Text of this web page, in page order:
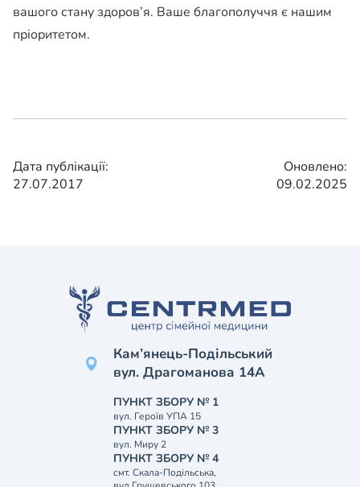
вашого стану здоров’я. Ваше благополуччя є нашим
пріоритетом.
Дата публікації:
27.07.2017
Оновлено:
09.02.2025
Кам’янець-Подільський
вул. Драгоманова 14А
ПУНКТ ЗБОРУ № 1
вул. Героїв УПА 15
ПУНКТ ЗБОРУ № 3
вул. Миру 2
ПУНКТ ЗБОРУ № 4
смт. Скала-Подільська,